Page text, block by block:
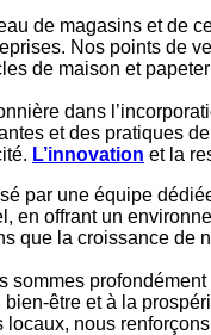
de magasins et de
Nos points de
de maison et
dans
et des pratiques
L’innovation et la
par une équipe
en offrant un
que la croissance de
sommes
être et à la
locaux, nous